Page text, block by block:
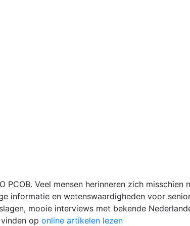
Veel mensen herinneren zich misschien
informatie en wetenswaardigheden voor
mooie interviews met bekende
op online artikelen lezen